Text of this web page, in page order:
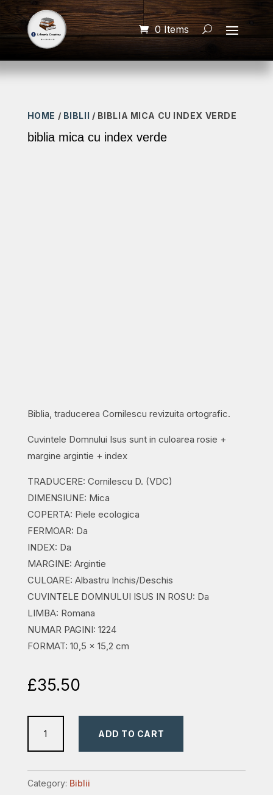
0 Items
HOME / BIBLII / BIBLIA MICA CU INDEX VERDE
biblia mica cu index verde
Biblia, traducerea Cornilescu revizuita ortografic.
Cuvintele Domnului Isus sunt in culoarea rosie +
margine argintie + index
TRADUCERE: Cornilescu D. (VDC)
DIMENSIUNE: Mica
COPERTA: Piele ecologica
FERMOAR: Da
INDEX: Da
MARGINE: Argintie
CULOARE: Albastru Inchis/Deschis
CUVINTELE DOMNULUI ISUS IN ROSU: Da
LIMBA: Romana
NUMAR PAGINI: 1224
FORMAT: 10,5 x 15,2 cm
£35.50
index
verde
ADD TO CART
Category: Biblii